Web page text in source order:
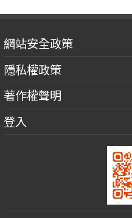
網站安全政策
隱私權政策
著作權聲明
登入